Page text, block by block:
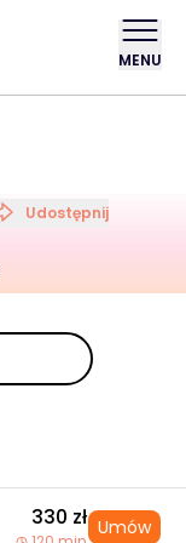
MENU
Udostępnij
330 zł Umów